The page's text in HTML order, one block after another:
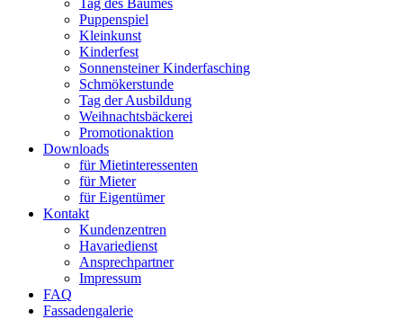
Puppenspiel
Kleinkunst
Kinderfest
Sonnensteiner Kinderfasching
Schmökerstunde
Tag der Ausbildung
Weihnachtsbäckerei
Promotionaktion
Downloads
für Mietinteressenten
für Mieter
für Eigentümer
Kontakt
Kundenzentren
Havariedienst
Ansprechpartner
Impressum
FAQ
Fassadengalerie